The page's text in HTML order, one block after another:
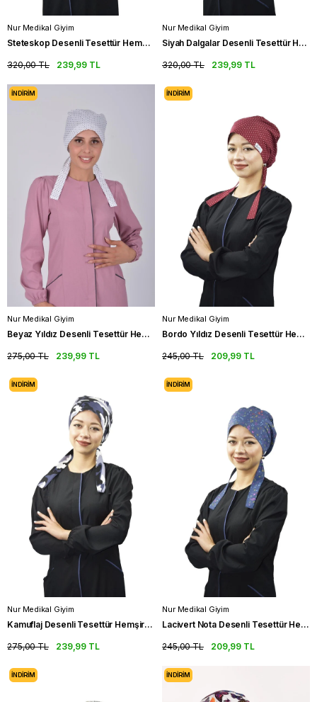
Nur Medikal Giyim
Steteskop Desenli Tesettür Hemşire Bonesi Doktor Cerrahi Bone
239,99 TL
320,00 TL
Nur Medikal Giyim
Siyah Dalgalar Desenli Tesettür Hemşire Bonesi Doktor Cerrahi Bone
239,99 TL
320,00 TL
Nur Medikal Giyim
Beyaz Yıldız Desenli Tesettür Hemşire Bonesi Doktor Cerrahi Bone
239,99 TL
275,00 TL
İNDIRIM
Nur Medikal Giyim
Bordo Yıldız Desenli Tesettür Hemşire Bonesi Doktor Cerrahi Bone
209,99 TL
245,00 TL
İNDIRIM
Nur Medikal Giyim
Kamuflaj Desenli Tesettür Hemşire Bonesi Doktor Hekim Cerrahi Bone
239,99 TL
275,00 TL
İNDIRIM
Nur Medikal Giyim
Lacivert Nota Desenli Tesettür Hemşire Bonesi Doktor Cerrahi Bone
209,99 TL
245,00 TL
İNDIRIM
İNDIRIM İNDIRIM